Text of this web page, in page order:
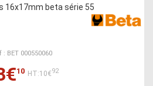
16x17mm beta série 55
: BET 000550060
10 HT:10€92